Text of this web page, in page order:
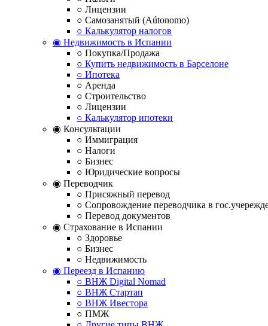
○ Лицензии
○ Самозанятый (Aútonomo)
○ Калькулятор налогов
◉ Недвижимость в Испании
○ Покупка/Продажа
○ Купить недвижимость в Барселоне
○ Ипотека
○ Аренда
○ Строительство
○ Лицензии
○ Калькулятор ипотеки
◉ Консультации
○ Иммиграция
○ Налоги
○ Бизнес
○ Юридические вопросы
◉ Переводчик
○ Присяжный перевод
○ Сопровождение переводчика в
○ Перевод документов
◉ Страхование в Испании
○ Здоровье
○ Бизнес
○ Недвижимость
◉ Переезд в Испанию
○ ВНЖ Digital Nomad
○ ВНЖ Стартап
○ ВНЖ Ивестора
○ ПМЖ